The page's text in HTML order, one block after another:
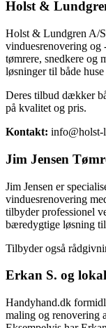
Holst &
Holst & Lundgren A/
vinduesrenovering og
tømrere, snedkere og
løsninger til både
Deres tilbud dækker
på kvalitet og pris.
Kontakt: info@holst-
Jim Jensen
Jim Jensen er
vinduesrenovering
tilbyder professionel
bæredygtige løsning
Tilbyder også
Erkan S. og
Handyhand.dk
maling og renovering